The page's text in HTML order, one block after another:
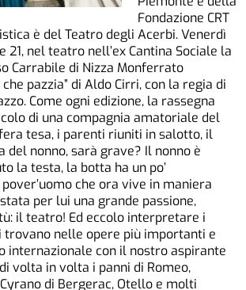
Fondazione CRT
è del Teatro degli Acerbi. Venerdì
21, nel teatro nell’ex Cantina Sociale la
Carrabile di Nizza Monferrato
pazzia” di Aldo Cirri, con la regia di
Come ogni edizione, la rassegna
di una compagnia amatoriale del
tesa, i parenti riuniti in salotto, il
del nonno, sarà grave? Il nonno è
la testa, la botta ha un po’
che ora vive in maniera
per lui una grande passione,
il teatro! Ed eccolo interpretare i
trovano nelle opere più importanti e
internazionale con il nostro aspirante
volta in volta i panni di Romeo,
di Bergerac, Otello e molti